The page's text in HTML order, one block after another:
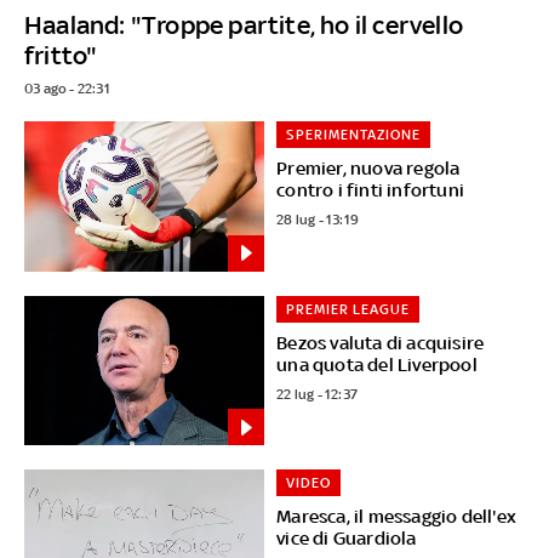
Haaland: "Troppe partite, ho il cervello
fritto"
03 ago - 22:31
Premier, nuova regola
contro i finti infortuni
SPERIMENTAZIONE
28 lug - 13:19
Bezos valuta di acquisire
una quota del Liverpool
PREMIER LEAGUE
22 lug - 12:37
Maresca, il messaggio dell'ex
vice di Guardiola
VIDEO